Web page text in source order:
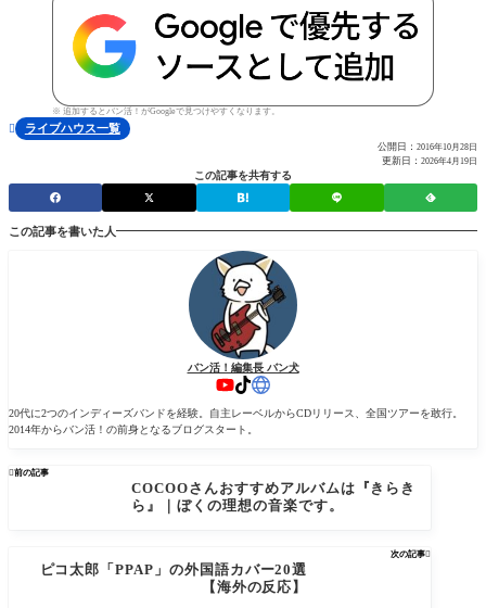
※ 追加するとバン活！がGoogleで見つけやすくなります。
 ライブハウス一覧
公開日： 2016年10月28日
更新日： 2026年4月19日
この記事を共有する
この記事を書いた人
バン活！編集長 バン犬
20代に2つのインディーズバンドを経験。自主レーベルからCDリリース、全国ツアーを敢行。
2014年からバン活！の前身となるブログスタート。
前の記事
COCOOさんおすすめアルバムは『きらき
ら』｜ぼくの理想の音楽です。
次の記事
ピコ太郎「PPAP」の外国語カバー20選
【海外の反応】